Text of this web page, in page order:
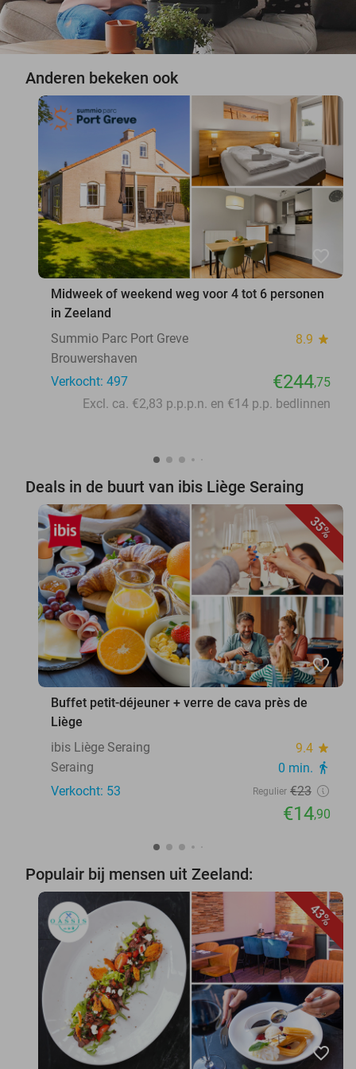
Anderen bekeken ook
favorite_border
Midweek of weekend weg voor 4 tot 6 personen
in Zeeland
Summio Parc Port Greve
8.9 star
Brouwershaven
Verkocht: 497
€244,75
Excl. ca. €2,83 p.p.p.n. en €14 p.p. bedlinnen
Deals in de buurt van ibis Liège Seraing
35%
favorite_border
Buffet petit-déjeuner + verre de cava près de
Liège
ibis Liège Seraing
9.4 star
Seraing 0 min. directions_walk
Verkocht: 53 Regulier €23
€14,90
Populair bij mensen uit Zeeland:
43%
favorite_border